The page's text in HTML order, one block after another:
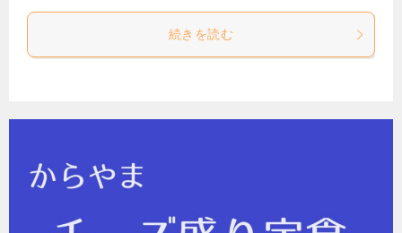
続きを読む